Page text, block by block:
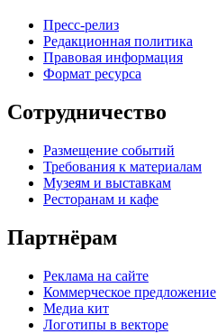
Пресс-релиз
Редакционная политика
Правовая информация
Формат ресурса
Сотрудничество
Размещение событий
Требования к материалам
Музеям и выставкам
Ресторанам и кафе
Партнёрам
Реклама на сайте
Коммерческое предложение
Медиа кит
Логотипы в векторе